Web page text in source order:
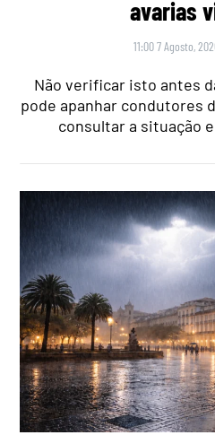
avarias
11:00 7 Agosto,
Não verificar isto antes
pode apanhar condutores
consultar a situação